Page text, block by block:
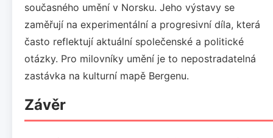
současného umění v Norsku. Jeho výstavy se
zaměřují na experimentální a progresivní díla, která
často reflektují aktuální společenské a politické
otázky. Pro milovníky umění je to nepostradatelná
zastávka na kulturní mapě Bergenu.
Závěr